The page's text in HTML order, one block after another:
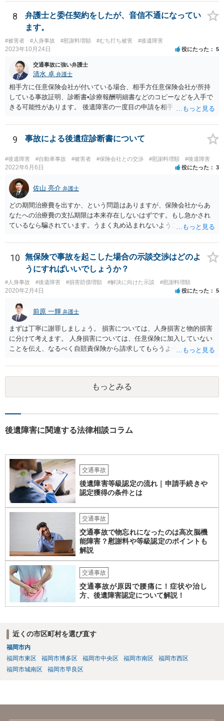
8
弁護士と委任契約をしたが、音信不通になってい
ます。
#被害者 #人身事故 #慰謝料増額 #むち打ち被害 #後遺障害
2023年10月24日 役にたった 5
交通事故に強い弁護士
清水 卓 弁護士
相手方に任意保険会社が付いている場合、相手方任意保険会社が所持
している事故証明、診断書•診療報酬明細書などのコピーなどを入手で
きる可能性があります。 後遺障害の一度目の申請を相手方任意保険会
果と認定理由書も相手方任意保険会社から入手できる可能性がありま
す。 これらが難しくても、通院していた病院のカルテを取り付けるこ
と等で代替が可能な場合もあります。 事故からどの程度期間が経過し
ているがが定かではありませんが、昨年４月から既に１年半年程度経
過しており、時効なども意識しながら対応をしておきたいところで
す。 待っていても事態が打開しない可能性もあるため、依頼の対応が
可能な弁護士に個別に問い合わせ、上記の方法等を参考に進め方を相
談してみるのが望ましいかもしれません。
9 事故による後遺症診断書について
#後遺障害 #自動車事故 #被害者 #保険会社との交渉 #慰謝料増額 #後遺障害
2022年6月6日 役にたった 3
佐山 亮介 弁護士
どの期間治療費を出すか、という問題はありますが、保険会社からあ
なたへの治療費の支払期限は本来存在しないはずです。もし急かされ
ているなら騙されています。うまく丸め込まれないようご注意下さ
せんが、受診したならば提出すべきです。
10
無保険で事故を起こした場合の示談交渉はどのよ
うにすればいいでしょうか？
#人身事故 #後遺障害 #損害賠償増額 #解決に向けた示談 #慰謝料増額
2020年2月4日 役にたった 5
前原 一輝 弁護士
まずは丁寧に謝罪しましょう。 損害については、人身損害と物的損害
に分けて考えます。 人身損害については、任意保険に加入していない
ことを伝え、なるべく自賠責保険から請求してもらうようお願いして
願いしてください。 物的損害については、請求の根拠を精査する必要
があり、写真や見積書を送ってもらい、請求金額が正当化をちゃんと
チェックする必要があります。 相談者様の資力がどれだけあるのかは
分かりませんが、資力に応じた対応をして行くほかありません。 訴訟
ャラクターの問題もあるので、どうすればよいのかという正解はあり
合によっては交渉を任せた方がいいかもしれません。
もっとみる
後遺障害に関連する法律相談コラム
交通事故
後遺障害等級認定の流れ｜申請手続きや
認定獲得の条件とは
交通事故
交通事故で物忘れになったのは高次脳機
能障害？慰謝料や等級認定のポイントも
解説
交通事故
交通事故が原因で腰痛に！症状や治し
方、後遺障害認定について解説！
近くの市区町村を選び直す
福岡市内
福岡市東区
福岡市博多区 福岡市中央区 福岡市南区
福岡市西区
福岡市城南区
福岡市早良区